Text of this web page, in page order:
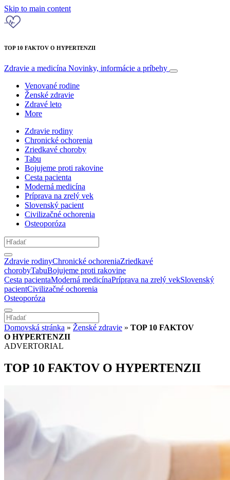
Skip to main content
TOP 10 FAKTOV O HYPERTENZII
Zdravie a medicína Novinky, informácie a príbehy
Venované rodine
Ženské zdravie
Zdravé leto
More
Zdravie rodiny
Chronické ochorenia
Zriedkavé choroby
Tabu
Bojujeme proti rakovine
Cesta pacienta
Moderná medicína
Príprava na zrelý vek
Slovenský pacient
Civilizačné ochorenia
Osteoporóza
Zdravie rodinyChronické ochoreniaZriedkavé
chorobyTabuBojujeme proti rakovine
Cesta pacientaModerná medicínaPríprava na zrelý vekSlovenský
pacientCivilizačné ochorenia
Osteoporóza
Domovská stránka » Ženské zdravie » TOP 10 FAKTOV
O HYPERTENZII
ADVERTORIAL
TOP 10 FAKTOV O HYPERTENZII